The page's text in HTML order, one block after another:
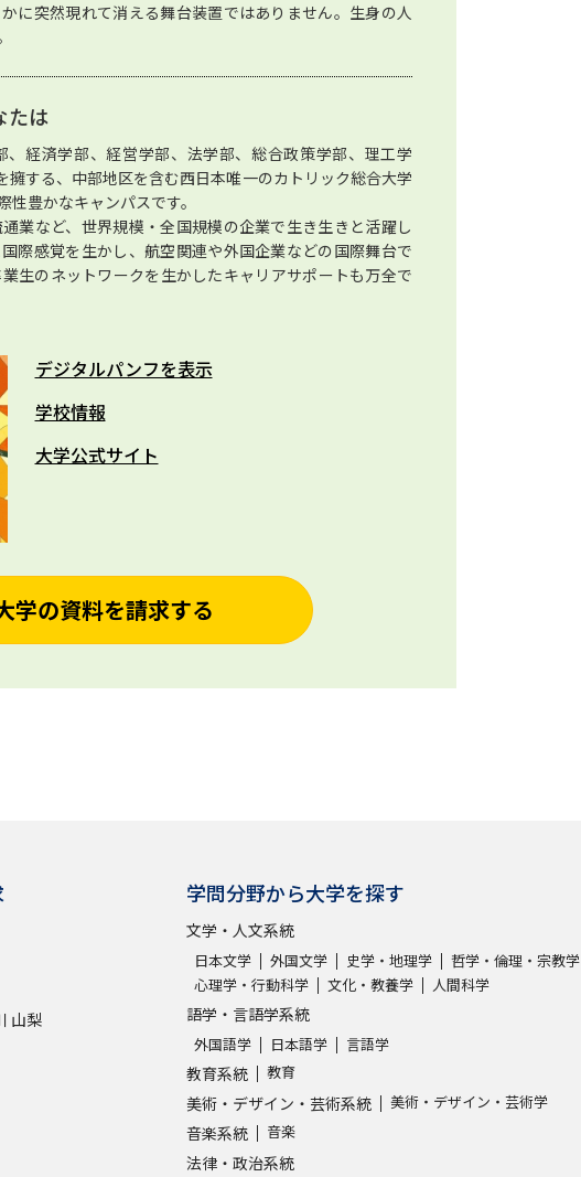
に突然現れて消える舞台装置ではありません。生身の人
たは
経済学部、経営学部、法学部、総合政策学部、理工学
する、中部地区を含む西日本唯一のカトリック総合大学
豊かなキャンパスです。
業など、世界規模・全国規模の企業で生き生きと活躍し
際感覚を生かし、航空関連や外国企業などの国際舞台で
生のネットワークを生かしたキャリアサポートも万全で
デジタルパンフを表示
学校情報
大学公式サイト
学の資料を請求する
山梨
学問分野から大学を探す
文学・人文系統
日本文学 外国文学 史学・地理学
哲学・倫理・宗教学
心理学・行動科学
文化・教養学 人間科学
語学・言語学系統
外国語学 日本語学 言語学
教育系統 教育
美術・デザイン・芸術系統 美術・デザイン・芸術学
音楽系統 音楽
法律・政治系統